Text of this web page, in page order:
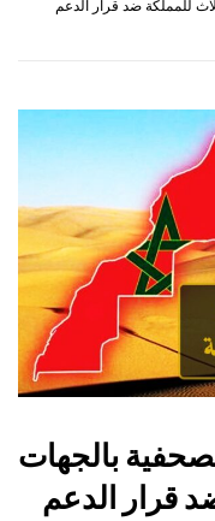
للمملكة ضد قرار الدعم
بالجهات
قرار الدعم